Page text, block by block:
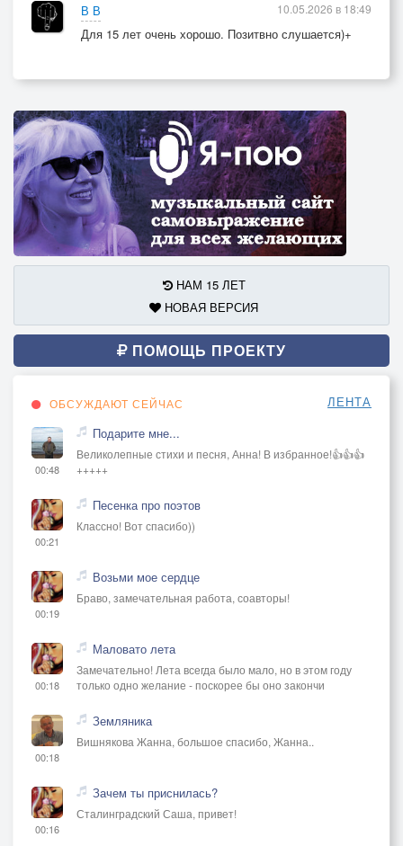
В В
Для 15 лет очень хорошо. Позитвно слушается)+
10.05.2026 в 18:49
НАМ 15 ЛЕТ
НОВАЯ ВЕРСИЯ
ПОМОЩЬ ПРОЕКТУ
ОБСУЖДАЮТ СЕЙЧАС ЛЕНТА
00:48
Подарите мне...
Великолепные стихи и песня, Анна! В избранное!👍👍👍
+++++
00:21
Песенка про поэтов
Классно! Вот спасибо))
00:19
Возьми мое сердце
Браво, замечательная работа, соавторы!
00:18
Маловато лета
Замечательно! Лета всегда было мало, но в этом году
только одно желание - поскорее бы оно закончи
00:18
Земляника
Вишнякова Жанна, большое спасибо, Жанна..
00:16
Зачем ты приснилась?
Сталинградский Саша, привет!